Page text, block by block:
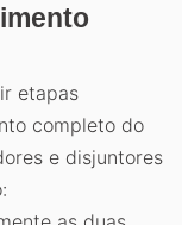
etapas
completo do
e disjuntores